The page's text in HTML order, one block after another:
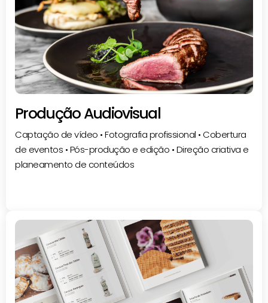
Produção Audiovisual
Captação de vídeo • Fotografia profissional • Cobertura
de eventos • Pós-produção e edição • Direção criativa e
planeamento de conteúdos